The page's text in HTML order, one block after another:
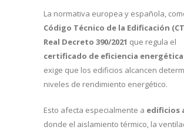
La normativa europea y española,
Código Técnico de la Edificación
Real Decreto 390/2021 que regula el
certificado de eficiencia energética
exige que los edificios alcancen
niveles de rendimiento energético.
Esto afecta especialmente a edificios
donde el aislamiento térmico, la